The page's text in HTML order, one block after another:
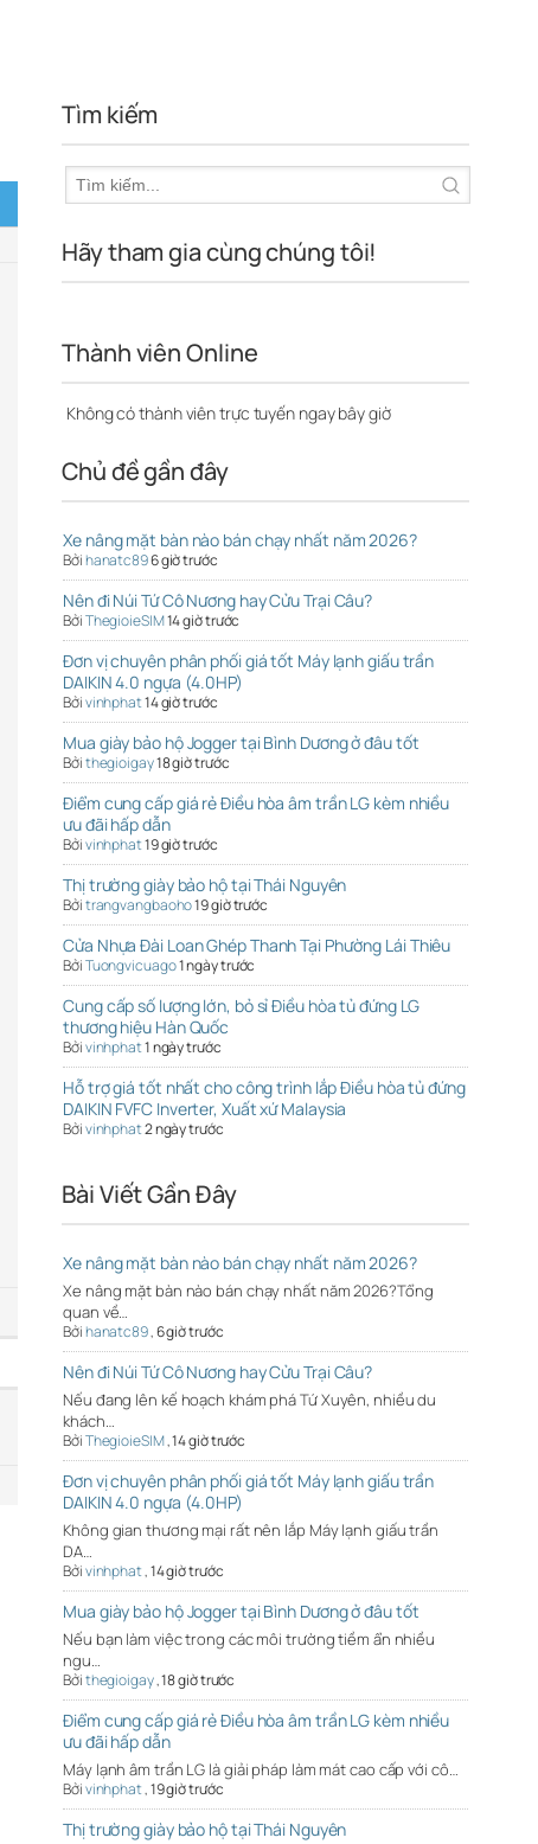
Tìm kiếm
Hãy tham gia cùng chúng tôi!
Thành viên Online
Không có thành viên trực tuyến ngay bây giờ
Chủ đề gần đây
Xe nâng mặt bàn nào bán chạy nhất năm 2026?
Bởihanatc896 giờ trước
Nên đi Núi Tứ Cô Nương hay Cửu Trại Câu?
BởiThegioieSIM14 giờ trước
Đơn vị chuyên phân phối giá tốt Máy lạnh giấu trần
DAIKIN 4.0 ngựa (4.0HP)
Bởivinhphat14 giờ trước
Mua giày bảo hộ Jogger tại Bình Dương ở đâu tốt
Bởithegioigay18 giờ trước
Điểm cung cấp giá rẻ Điều hòa âm trần LG kèm nhiều
ưu đãi hấp dẫn
Bởivinhphat19 giờ trước
Thị trường giày bảo hộ tại Thái Nguyên
Bởitrangvangbaoho19 giờ trước
Cửa Nhựa Đài Loan Ghép Thanh Tại Phường Lái Thiêu
BởiTuongvicuago1 ngày trước
Cung cấp số lượng lớn, bỏ sỉ Điều hòa tủ đứng LG
thương hiệu Hàn Quốc
Bởivinhphat1 ngày trước
Hỗ trợ giá tốt nhất cho công trình lắp Điều hòa tủ đứng
DAIKIN FVFC Inverter, Xuất xứ Malaysia
Bởivinhphat2 ngày trước
Bài Viết Gần Đây
Xe nâng mặt bàn nào bán chạy nhất năm 2026?
Xe nâng mặt bàn nào bán chạy nhất năm 2026?Tổng
quan về…
Bởihanatc89,6 giờ trước
Nên đi Núi Tứ Cô Nương hay Cửu Trại Câu?
Nếu đang lên kế hoạch khám phá Tứ Xuyên, nhiều du
khách…
BởiThegioieSIM,14 giờ trước
Đơn vị chuyên phân phối giá tốt Máy lạnh giấu trần
DAIKIN 4.0 ngựa (4.0HP)
Không gian thương mại rất nên lắp Máy lạnh giấu trần
DA…
Bởivinhphat,14 giờ trước
Mua giày bảo hộ Jogger tại Bình Dương ở đâu tốt
Nếu bạn làm việc trong các môi trường tiềm ẩn nhiều
ngu…
Bởithegioigay,18 giờ trước
Điểm cung cấp giá rẻ Điều hòa âm trần LG kèm nhiều
ưu đãi hấp dẫn
Máy lạnh âm trần LG là giải pháp làm mát cao cấp với cô…
Bởivinhphat,19 giờ trước
Thị trường giày bảo hộ tại Thái Nguyên